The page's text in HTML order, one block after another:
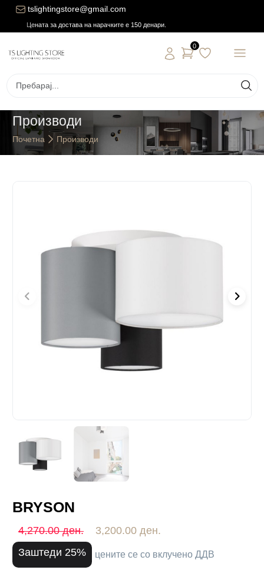
tslightingstore@gmail.com
Цената за достава на нарачките е 150 денари.
0
Производи
Почетна Производи
BRYSON
4,270.00 ден.
3,200.00 ден.
Заштеди 25%
цените се со вклучено ДДВ